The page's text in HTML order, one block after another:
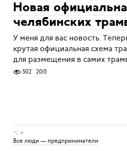
Новая
челябинских
У меня для вас новость.
крутая официальная схема
для размещения в самих
502 2015
⌥ ←
Все люди — предприниматели